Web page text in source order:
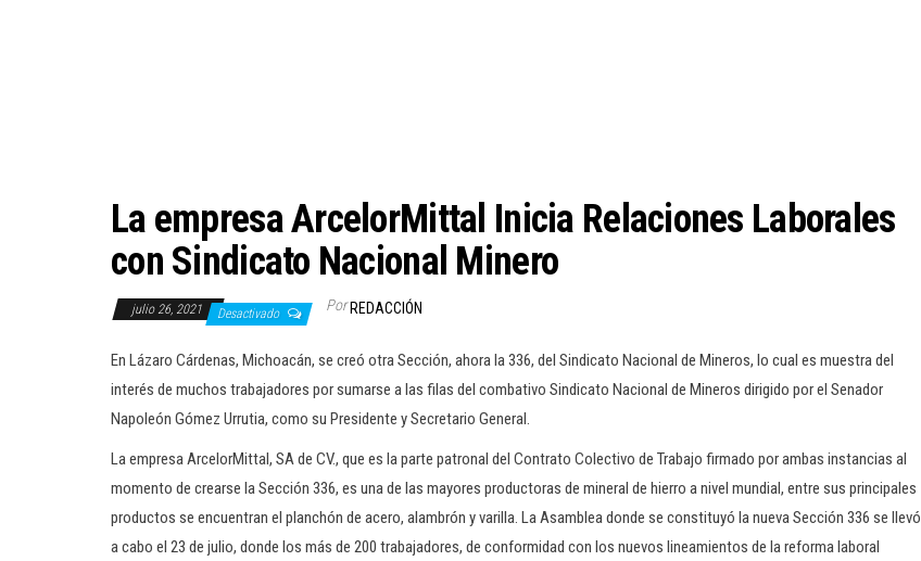
La empresa ArcelorMittal Inicia Relaciones Laborales
con Sindicato Nacional Minero
julio 26, 2021 Desactivado Por REDACCIÓN
En Lázaro Cárdenas, Michoacán, se creó otra Sección, ahora la 336, del Sindicato Nacional de Mineros, lo cual es muestra del
interés de muchos trabajadores por sumarse a las filas del combativo Sindicato Nacional de Mineros dirigido por el Senador
Napoleón Gómez Urrutia, como su Presidente y Secretario General.
La empresa ArcelorMittal, SA de CV., que es la parte patronal del Contrato Colectivo de Trabajo firmado por ambas instancias al
momento de crearse la Sección 336, es una de las mayores productoras de mineral de hierro a nivel mundial, entre sus principales
productos se encuentran el planchón de acero, alambrón y varilla. La Asamblea donde se constituyó la nueva Sección 336 se llevó
a cabo el 23 de julio, donde los más de 200 trabajadores, de conformidad con los nuevos lineamientos de la reforma laboral